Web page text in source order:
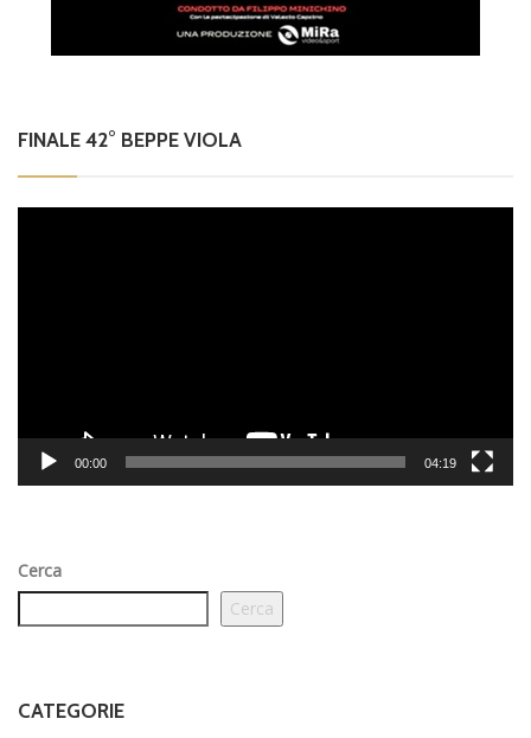
FINALE 42° BEPPE VIOLA
00:00 04:19
Cerca
Cerca
CATEGORIE